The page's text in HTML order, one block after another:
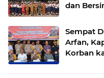
dan
Sempat
Arfan,
Korban